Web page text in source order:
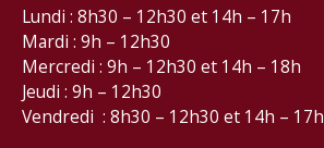
Lundi : 8h30 – 12h30 et 14h – 17h
Mardi : 9h – 12h30
Mercredi : 9h – 12h30 et 14h – 18h
Jeudi : 9h – 12h30
Vendredi : 8h30 – 12h30 et 14h – 17h